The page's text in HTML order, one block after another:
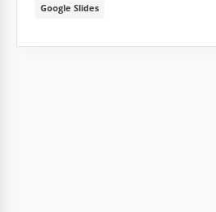
Google Slides